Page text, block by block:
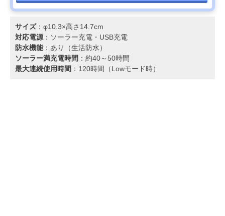
サイズ：φ10.3×高さ14.7cm
対応電源：ソーラー充電‎・USB充電
防水機能：あり（生活防水）
ソーラー満充電時間 ：約40～50時間
最大連続使用時間 ：120時間（Lowモード時）